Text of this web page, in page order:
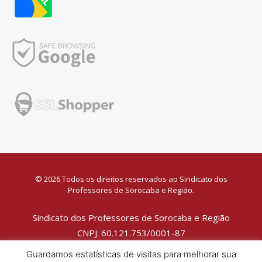
© 2026 Todos os direitos reservados ao Sindicato dos
Professores de Sorocaba e Região.
Sindicato dos Professores de Sorocaba e Região
CNPJ: 60.121.753/0001-87
Política de Privacidade
Guardamos estatísticas de visitas para melhorar sua